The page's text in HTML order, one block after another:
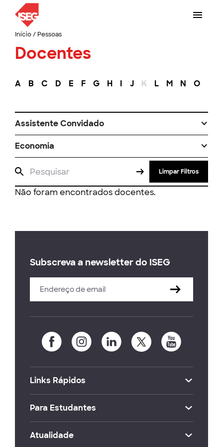
Início/ Pessoas
Docentes
A B C D E F G H I J K L M N O
Assistente Convidado
Economia
Limpar Filtros
Não foram encontrados docentes.
Subscreva a newsletter do ISEG
Links Rápidos
Para Estudantes
Atualidade